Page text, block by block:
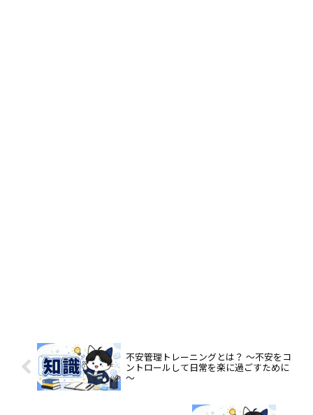
不安管理トレーニングとは？ ～不安をコ
ントロールして日常を楽に過ごすために
～